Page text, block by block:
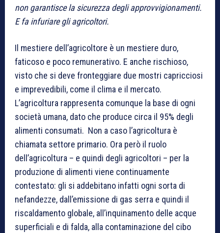
non garantisce la sicurezza degli approvvigionamenti.
E fa infuriare gli agricoltori.
Il mestiere dell’agricoltore è un mestiere duro,
faticoso e poco remunerativo. E anche rischioso,
visto che si deve fronteggiare due mostri capricciosi
e imprevedibili, come il clima e il mercato.
L’agricoltura rappresenta comunque la base di ogni
società umana, dato che produce circa il 95% degli
alimenti consumati. Non a caso l’agricoltura è
chiamata settore primario. Ora però il ruolo
dell’agricoltura – e quindi degli agricoltori – per la
produzione di alimenti viene continuamente
contestato: gli si addebitano infatti ogni sorta di
nefandezze, dall’emissione di gas serra e quindi il
riscaldamento globale, all’inquinamento delle acque
superficiali e di falda, alla contaminazione del cibo